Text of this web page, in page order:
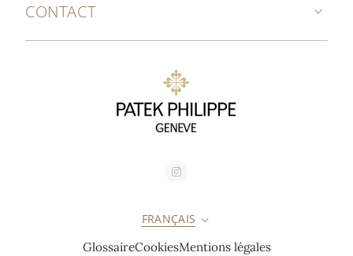
CONTACT
FRANÇAIS
GlossaireCookiesMentions légales